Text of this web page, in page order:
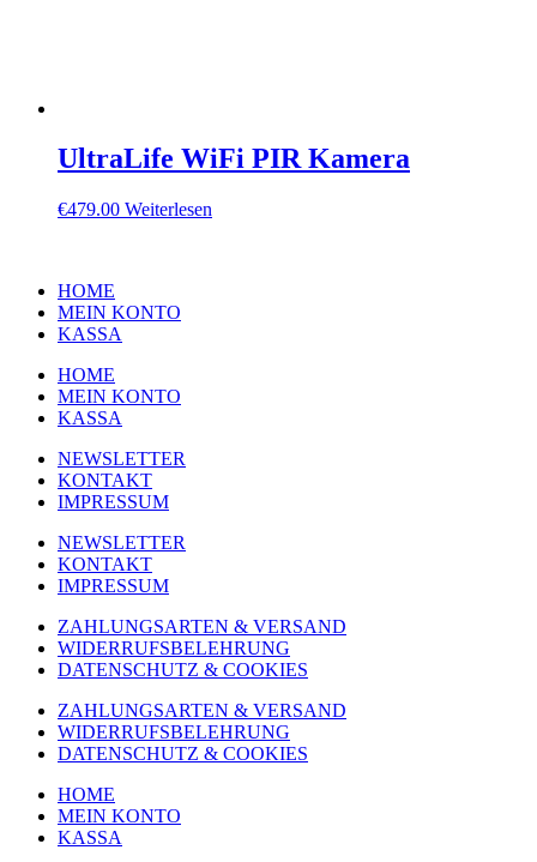
UltraLife WiFi PIR Kamera
€479.00 Weiterlesen
HOME
MEIN KONTO
KASSA
HOME
MEIN KONTO
KASSA
NEWSLETTER
KONTAKT
IMPRESSUM
NEWSLETTER
KONTAKT
IMPRESSUM
ZAHLUNGSARTEN & VERSAND
WIDERRUFSBELEHRUNG
DATENSCHUTZ & COOKIES
ZAHLUNGSARTEN & VERSAND
WIDERRUFSBELEHRUNG
DATENSCHUTZ & COOKIES
HOME
MEIN KONTO
KASSA